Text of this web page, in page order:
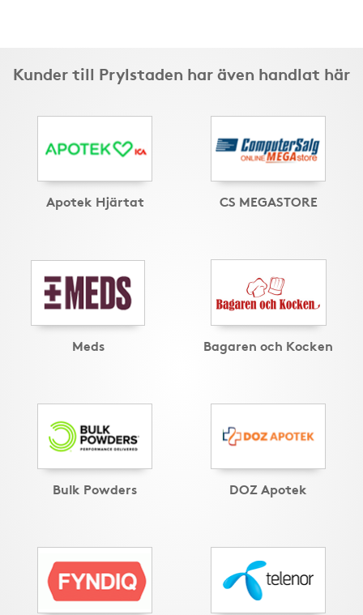
Kunder till Prylstaden har även handlat här
Apotek Hjärtat CS MEGASTORE
Meds Bagaren och Kocken
Bulk Powders DOZ Apotek